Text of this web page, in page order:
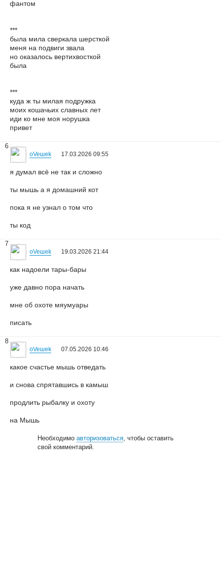
фантом
***
была мила сверкала шерсткой
меня на подвиги звала
но оказалось вертихвосткой
была
***
куда ж ты милая подружка
моих кошачьих славных лет
иди ко мне моя норушка
привет
6
oVeшеk 17.03.2026 09:55
я думал всё не так и сложно
ты мышь а я домашний кот
пока я не узнал о том что
ты код
7
oVeшеk 19.03.2026 21:44
как надоели тары-бары
yже давно пора начать
мне об охоте мяyмyары
писать
8
oVeшеk 07.05.2026 10:46
какое счастье мышь отведать
и снова спрятавшись в камыш
продлить рыбалкy и охотy
на Мышь
Необходимоавторизоваться, чтобы оставить
свой комментарий.